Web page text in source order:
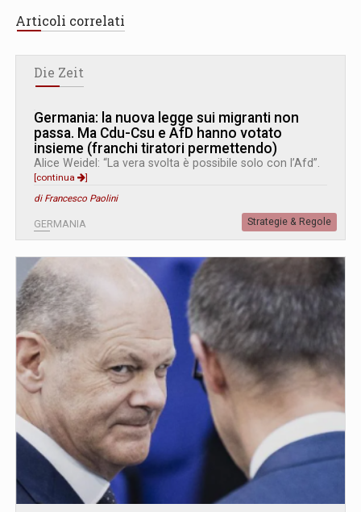
Articoli correlati
Die Zeit
Germania: la nuova legge sui migranti non
passa. Ma Cdu-Csu e AfD hanno votato
insieme (franchi tiratori permettendo)
Alice Weidel: “La vera svolta è possibile solo con l’Afd”.
[continua
]
di Francesco Paolini
GERMANIA Strategie & Regole